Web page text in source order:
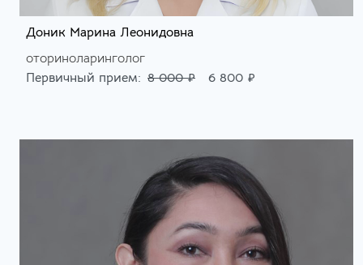
Доник Марина Леонидовна
оториноларинголог
Первичный прием: 8 000 ₽ 6 800 ₽